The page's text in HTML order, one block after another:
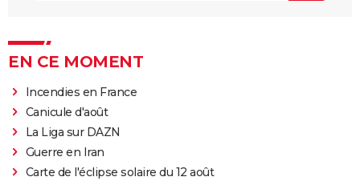
EN CE MOMENT
Incendies en France
Canicule d'août
La Liga sur DAZN
Guerre en Iran
Carte de l'éclipse solaire du 12 août